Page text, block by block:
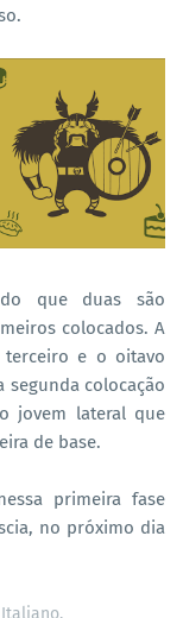
que duas são
colocados. A
e o oitavo
segunda colocação
jovem lateral que
de base.
primeira fase
no próximo dia